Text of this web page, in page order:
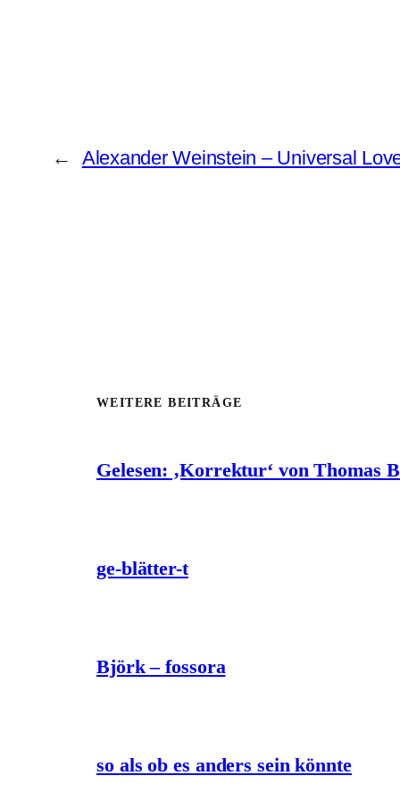
← Alexander Weinstein – Universal
WEITERE BEITRÄGE
Gelesen: ‚Korrektur‘ von Thomas
ge-blätter-t
Björk – fossora
so als ob es anders sein könnte